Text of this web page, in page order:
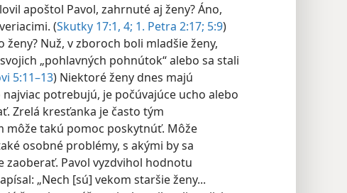
apoštol Pavol, zahrnuté aj ženy? Áno,
(Skutky 17:1, 4; 1. Petra 2:17; 5:9)
Nuž, v zboroch boli mladšie ženy,
„pohlavných pohnútok“ alebo sa stali
5:11–13) Niektoré ženy dnes majú
potrebujú, je počúvajúce ucho alebo
Zrelá kresťanka je často tým
môže takú pomoc poskytnúť. Môže
osobné problémy, s akými by sa
Pavol vyzdvihol hodnotu
„Nech [sú] vekom staršie ženy...